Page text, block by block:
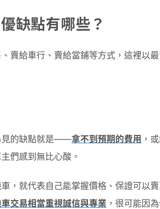
缺點有哪些？
賣給車行、賣給當鋪等方式，這裡以
見的缺點就是——拿不到預期的費用 ，
們感到無比心酸。
，就代表自己能掌握價格、保證可以
交易相當重視誠信與專業 ，很可能因